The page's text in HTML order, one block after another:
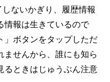
ないかぎり、履歴情報
情報は生きているので
」ボタンをタップしただ
ませんから、誰にも知ら
るときはじゅうぶん注意